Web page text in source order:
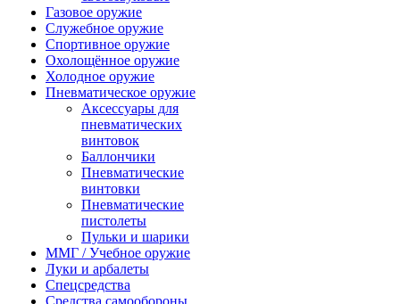
Газовое оружие
Служебное оружие
Спортивное оружие
Охолощённое оружие
Холодное оружие
Пневматическое оружие
Аксессуары для
пневматических
винтовок
Баллончики
Пневматические
винтовки
Пневматические
пистолеты
Пульки и шарики
ММГ / Учебное оружие
Луки и арбалеты
Спецсредства
Средства самообороны